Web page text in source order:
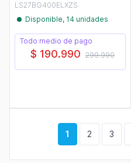
LS27BG400ELXZS
Disponible, 14 unidades
Todo medio de pago
$ 190.990 299.990
1 2 3